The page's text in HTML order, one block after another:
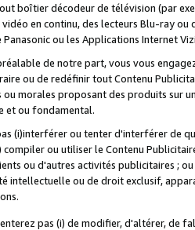
boîtier décodeur de télévision (par
en continu, des lecteurs Blu-ray
Panasonic ou les Applications Internet
de notre part, vous vous
ou de redéfinir tout Contenu
ou morales proposant des produits sur
et ou fondamental.
(i)interférer ou tenter d'interférer de
compiler ou utiliser le Contenu
ou d'autres activités publicitaires ;
ou de droit exclusif,
pas (i) de modifier, d'altérer, de